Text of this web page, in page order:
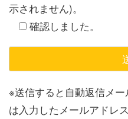
示されません)。
確認しました。
※送信すると自動返信メ
は入力したメールアドレ